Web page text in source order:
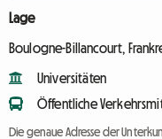
Lage
Boulogne-Billancourt,
Universitäten
Öffentliche
Die genaue Adresse der